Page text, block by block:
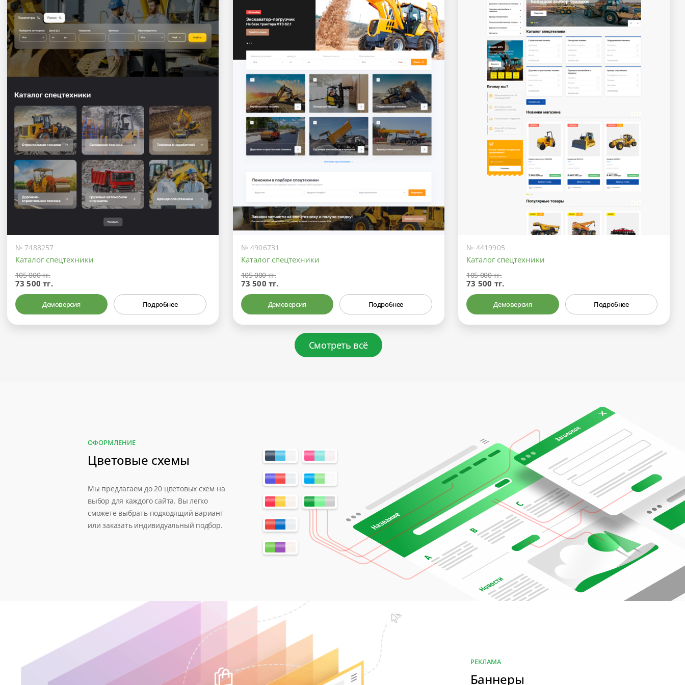
№ 7488257
Каталог спецтехники
105 000 тг.
73 500 тг.
Демоверсия Подробнее
№ 4906731
Каталог спецтехники
105 000 тг.
73 500 тг.
Демоверсия Подробнее
№ 4419905
Каталог спецтехники
105 000 тг.
73 500 тг.
Демоверсия Подробнее
Смотреть всё
ОФОРМЛЕНИЕ
Цветовые схемы
Мы предлагаем до 20 цветовых схем на
выбор для каждого сайта. Вы легко
сможете выбрать подходящий вариант
или заказать индивидуальный подбор.
РЕКЛАМА
Баннеры